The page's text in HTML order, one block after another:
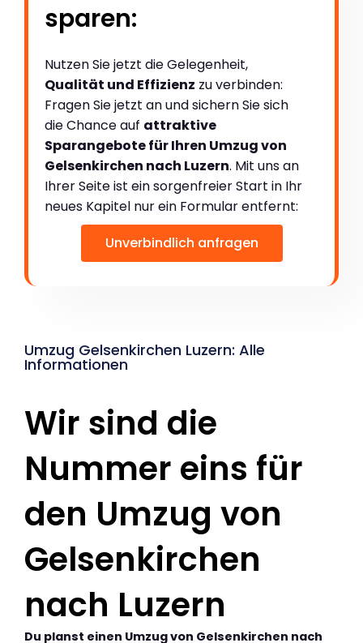
sparen:
Nutzen Sie jetzt die Gelegenheit,
Qualität und Effizienz zu verbinden:
Fragen Sie jetzt an und sichern Sie sich
die Chance auf attraktive
Sparangebote für Ihren Umzug von
Gelsenkirchen nach Luzern. Mit uns an
Ihrer Seite ist ein sorgenfreier Start in Ihr
neues Kapitel nur ein Formular entfernt:
Unverbindlich anfragen
Umzug Gelsenkirchen Luzern: Alle
Informationen
Wir sind die
Nummer eins für
den Umzug von
Gelsenkirchen
nach Luzern
Du planst einen Umzug von Gelsenkirchen nach